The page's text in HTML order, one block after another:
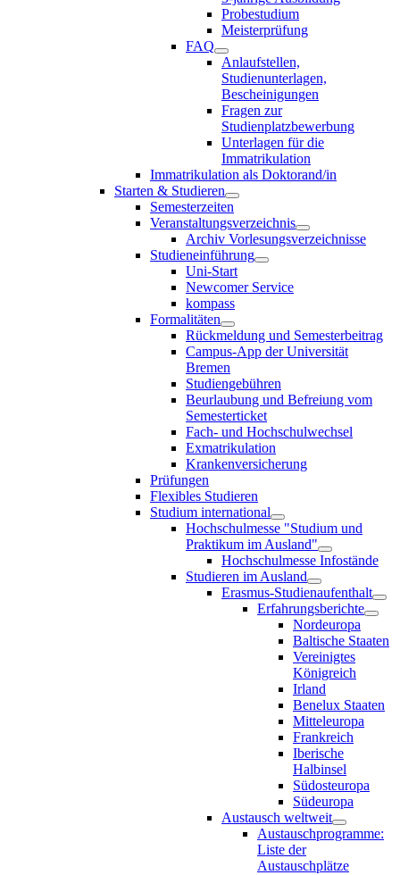
Probestudium
Meisterprüfung
FAQ
Anlaufstellen,
Studienunterlagen,
Bescheinigungen
Fragen zur
Studienplatzbewerbung
Unterlagen für die
Immatrikulation
Immatrikulation als Doktorand/in
Starten & Studieren
Semesterzeiten
Veranstaltungsverzeichnis
Archiv Vorlesungsverzeichnisse
Studieneinführung
Uni-Start
Newcomer Service
kompass
Formalitäten
Rückmeldung und Semesterbeitrag
Campus-App der Universität
Bremen
Studiengebühren
Beurlaubung und Befreiung vom
Semesterticket
Fach- und Hochschulwechsel
Exmatrikulation
Krankenversicherung
Prüfungen
Flexibles Studieren
Studium international
Hochschulmesse "Studium und
Praktikum im Ausland"
Hochschulmesse Infostände
Studieren im Ausland
Erasmus-Studienaufenthalt
Erfahrungsberichte
Nordeuropa
Baltische Staaten
Vereinigtes
Königreich
Irland
Benelux Staaten
Mitteleuropa
Frankreich
Iberische
Halbinsel
Südosteuropa
Südeuropa
Austausch weltweit
Austauschprogramme:
Liste der
Austauschplätze